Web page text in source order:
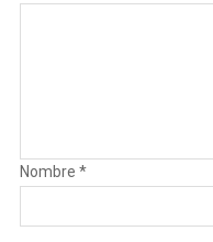
Nombre *